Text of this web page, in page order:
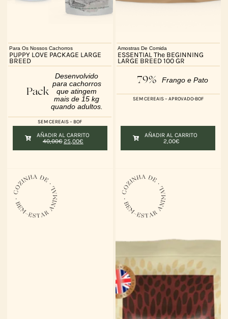
Para Os Nossos Cachorros
PUPPY LOVE PACKAGE LARGE
BREED
Pack
Desenvolvido
para cachorros
que atingem
mais de 15 kg
quando adultos.
SEM CEREAIS – BOF
AÑADIR AL CARRITO
40,00€ 25,00€
Amostras De Comida
ESSENTIAL The BEGINNING
LARGE BREED 100 GR
79% Frango e Pato
SEM CEREAIS – APROVADO-BOF
AÑADIR AL CARRITO
2,00€